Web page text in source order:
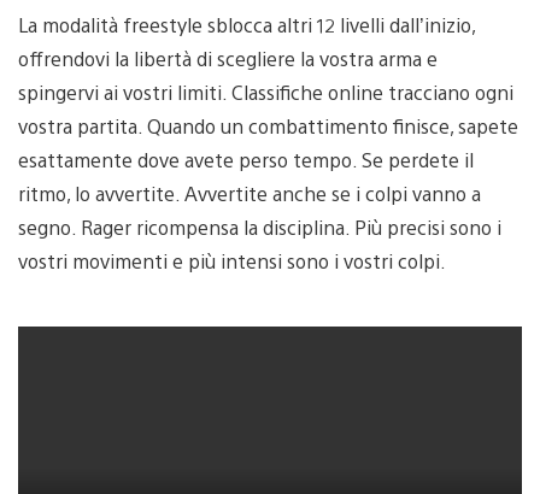
La modalità freestyle sblocca altri 12 livelli dall’inizio,
offrendovi la libertà di scegliere la vostra arma e
spingervi ai vostri limiti. Classifiche online tracciano ogni
vostra partita. Quando un combattimento finisce, sapete
esattamente dove avete perso tempo. Se perdete il
ritmo, lo avvertite. Avvertite anche se i colpi vanno a
segno. Rager ricompensa la disciplina. Più precisi sono i
vostri movimenti e più intensi sono i vostri colpi.